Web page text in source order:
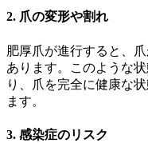
2. 爪の変形や割れ
肥厚爪が進行すると、
あります。このような
り、爪を完全に健康な
ます。
3. 感染症のリスク